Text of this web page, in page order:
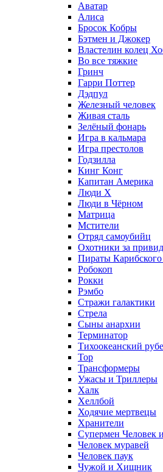
Аватар
Алиса
Бросок Кобры
Бэтмен и Джокер
Властелин колец
Во все тяжкие
Гринч
Гарри Поттер
Дэдпул
Железный человек
Живая сталь
Зелёный фонарь
Игра в кальмара
Игра престолов
Годзилла
Кинг Конг
Капитан Америка
Люди X
Люди в Чёрном
Матрица
Мстители
Отряд самоубийц
Охотники за
Пираты
Робокоп
Рокки
Рэмбо
Стражи галактики
Стрела
Сыны анархии
Терминатор
Тихоокеанский
Тор
Трансформеры
Ужасы и Триллеры
Халк
Хеллбой
Ходячие мертвецы
Хранители
Супермен Человек
Человек муравей
Человек паук
Чужой и Хищник